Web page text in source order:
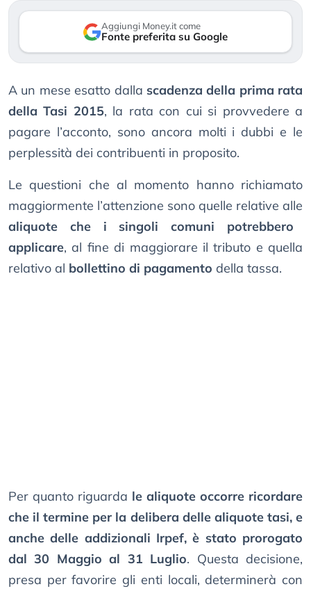
Aggiungi Money.it come
Fonte preferita su Google
A un mese esatto dalla scadenza della prima rata
della Tasi 2015, la rata con cui si provvedere a
pagare l’acconto, sono ancora molti i dubbi e le
perplessità dei contribuenti in proposito.
Le questioni che al momento hanno richiamato
maggiormente l’attenzione sono quelle relative alle
aliquote che i singoli comuni potrebbero
applicare, al fine di maggiorare il tributo e quella
relativo al bollettino di pagamento della tassa.
Per quanto riguarda le aliquote occorre ricordare
che il termine per la delibera delle aliquote tasi, e
anche delle addizionali Irpef, è stato prorogato
dal 30 Maggio al 31 Luglio. Questa decisione,
presa per favorire gli enti locali, determinerà con